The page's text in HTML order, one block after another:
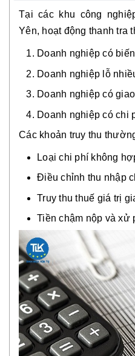
Tại các khu công
Yên, hoạt động thanh tra
Doanh nghiệp có
Doanh nghiệp lỗ
Doanh nghiệp có
Doanh nghiệp có chi
Các khoản truy thu
Loại chi phí không
Điều chỉnh thu nhập
Truy thu thuế giá trị
Tiền chậm nộp và xử